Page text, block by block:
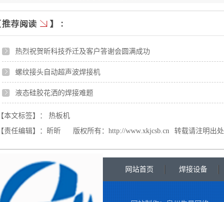
热烈祝贺昕科技乔迁及客户答谢会圆满成功
螺纹接头自动超声波焊接机
液态硅胶花洒的焊接难题
【本文标签】：
热板机
【责任编辑】：
昕昕 版权所有： http://www.xkjcsb.cn 转载请注明出处
网站首页 焊接设备